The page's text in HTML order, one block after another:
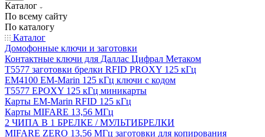
Каталог
По всему сайту
По каталогу
Каталог
Домофонные ключи и заготовки
Контактные ключи для Даллас Цифрал Метаком
T5577 заготовки брелки RFID PROXY 125 кГц
EM4100 EM-Marin 125 кГц ключи с кодом
T5577 EPOXY 125 кГц миникарты
Карты EM-Marin RFID 125 кГц
Карты MIFARE 13,56 МГц
2 ЧИПА В 1 БРЕЛКЕ / МУЛЬТИБРЕЛКИ
MIFARE ZERO 13,56 МГц заготовки для копирования